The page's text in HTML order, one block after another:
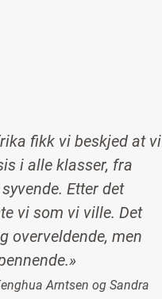
fikk vi beskjed at vi
i alle klasser, fra
Etter det
vi som vi ville. Det
overveldende, men
Arntsen og Sandra